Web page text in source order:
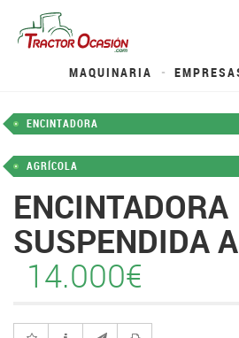
MAQUINARIA
ENCINTADORA
AGRÍCOLA
ENCINTADORA
SUSPENDIDA
14.000€